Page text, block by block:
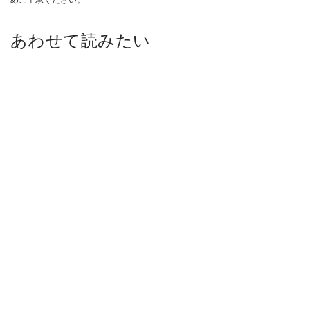
あわせて読みたい